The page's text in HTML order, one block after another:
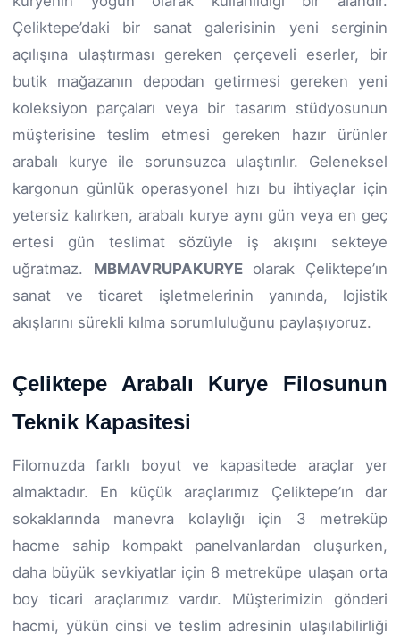
Çeliktepe’daki bir sanat galerisinin yeni serginin
açılışına ulaştırması gereken çerçeveli eserler, bir
butik mağazanın depodan getirmesi gereken yeni
koleksiyon parçaları veya bir tasarım stüdyosunun
müşterisine teslim etmesi gereken hazır ürünler
arabalı kurye ile sorunsuzca ulaştırılır. Geleneksel
kargonun günlük operasyonel hızı bu ihtiyaçlar için
yetersiz kalırken, arabalı kurye aynı gün veya en geç
ertesi gün teslimat sözüyle iş akışını sekteye
uğratmaz. MBMAVRUPAKURYEolarak Çeliktepe’ın
sanat ve ticaret işletmelerinin yanında, lojistik
akışlarını sürekli kılma sorumluluğunu paylaşıyoruz.
Çeliktepe Arabalı Kurye Filosunun
Teknik Kapasitesi
Filomuzda farklı boyut ve kapasitede araçlar yer
almaktadır. En küçük araçlarımız Çeliktepe’ın dar
sokaklarında manevra kolaylığı için 3 metreküp
hacme sahip kompakt panelvanlardan oluşurken,
daha büyük sevkiyatlar için 8 metreküpe ulaşan orta
boy ticari araçlarımız vardır. Müşterimizin gönderi
hacmi, yükün cinsi ve teslim adresinin ulaşılabilirliği